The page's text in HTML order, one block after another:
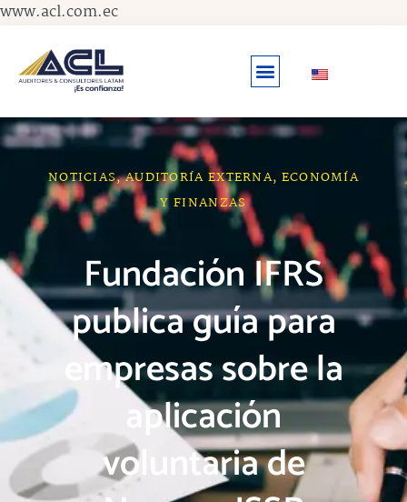
www.acl.com.ecIr
contenido
NOTICIAS,AUDITORÍA EXTERNA, ECONOMÍA
Y FINANZAS
Fundación IFRS
publica guía para
empresas sobre la
aplicación
voluntaria de